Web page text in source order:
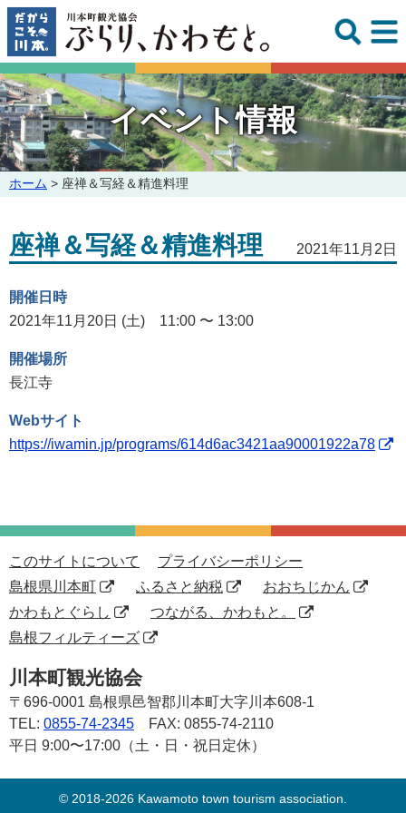
このページの本文へ
イベント情報
こ
ー
ジ
位
置:
ホーム > 座禅＆写経＆精進料理
座禅＆写経＆精進料理 2021年11月2日
開催日時
2021年11月20日 (土) 11:00 〜 13:00
開催場所
長江寺
Webサイト
https://iwamin.jp/programs/614d6ac3421aa90001922a78
このサイトについて
プライバシーポリシー
島根県川本町
ふるさと納税
おおちじかん
かわもとぐらし
つながる、かわもと。
島根フィルティーズ
川本町観光協会
〒696-0001 島根県邑智郡川本町大字川本608-1
TEL: 0855-74-2345
FAX: 0855-74-2110
平日 9:00〜17:00（土・日・祝日定休）
© 2018-2026 Kawamoto town tourism association.